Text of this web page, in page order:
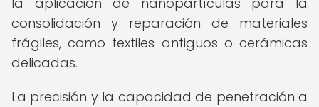
consolidación y reparación de materiales
frágiles, como textiles antiguos o cerámicas
delicadas.
La precisión y la capacidad de penetración a